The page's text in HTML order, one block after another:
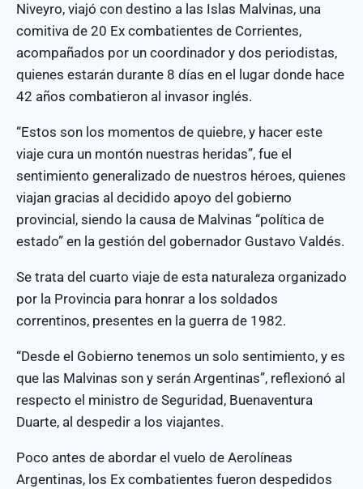
Niveyro, viajó con destino a las Islas Malvinas, una
comitiva de 20 Ex combatientes de Corrientes,
acompañados por un coordinador y dos periodistas,
quienes estarán durante 8 días en el lugar donde hace
42 años combatieron al invasor inglés.
“Estos son los momentos de quiebre, y hacer este
viaje cura un montón nuestras heridas”, fue el
sentimiento generalizado de nuestros héroes, quienes
viajan gracias al decidido apoyo del gobierno
provincial, siendo la causa de Malvinas “política de
estado” en la gestión del gobernador Gustavo Valdés.
Se trata del cuarto viaje de esta naturaleza organizado
por la Provincia para honrar a los soldados
correntinos, presentes en la guerra de 1982.
“Desde el Gobierno tenemos un solo sentimiento, y es
que las Malvinas son y serán Argentinas”, reflexionó al
respecto el ministro de Seguridad, Buenaventura
Duarte, al despedir a los viajantes.
Poco antes de abordar el vuelo de Aerolíneas
Argentinas, los Ex combatientes fueron despedidos